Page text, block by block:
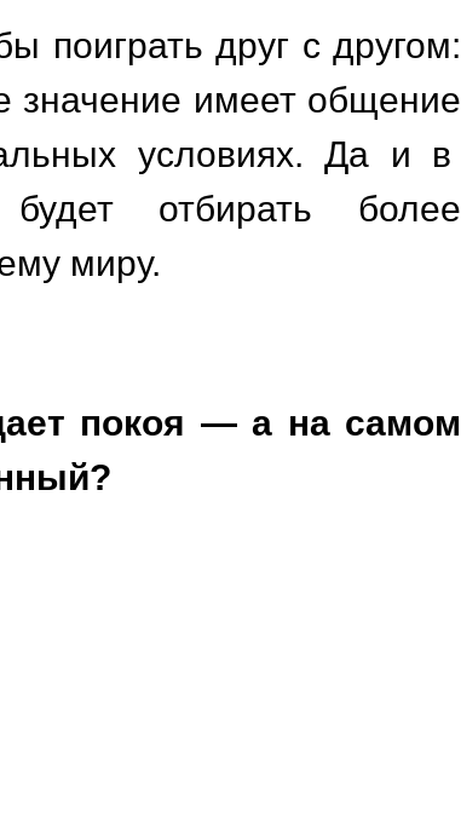
поиграть друг с другом:
значение имеет общение
условиях. Да и в
отбирать более
миру.
покоя — а на самом